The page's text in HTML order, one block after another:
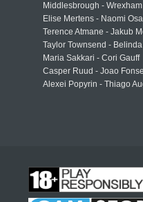
Middlesbrough - Wrexham
Elise Mertens - Naomi
Terence Atmane - Jakub
Taylor Townsend -
Maria Sakkari - Cori Gauff
Casper Ruud - Joao
Alexei Popyrin - Thiago